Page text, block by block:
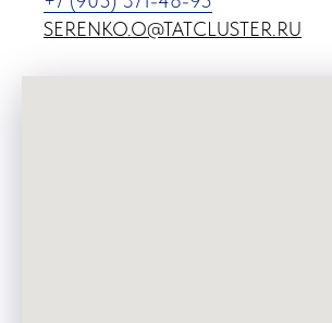
SERENKO.O@TATCLUSTER.RU